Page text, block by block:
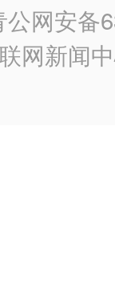
公网安备
网新闻